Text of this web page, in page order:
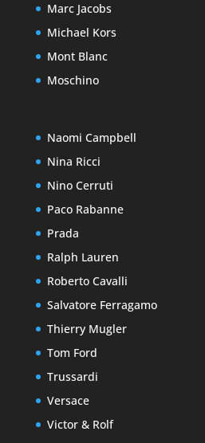
Marc Jacobs
Michael Kors
Mont Blanc
Moschino
Naomi Campbell
Nina Ricci
Nino Cerruti
Paco Rabanne
Prada
Ralph Lauren
Roberto Cavalli
Salvatore Ferragamo
Thierry Mugler
Tom Ford
Trussardi
Versace
Victor & Rolf